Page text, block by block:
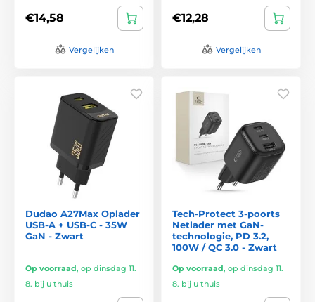
€14,58
Vergelijken
€12,28
Vergelijken
Dudao A27Max Oplader
USB-A + USB-C - 35W
GaN - Zwart
Op voorraad, op dinsdag 11.
8. bij u thuis
Tech-Protect 3-poorts
Netlader met GaN-
technologie, PD 3.2,
100W / QC 3.0 - Zwart
Op voorraad, op dinsdag 11.
8. bij u thuis